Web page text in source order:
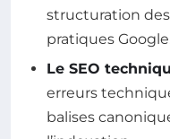
structuration
pratiques
Le SEO
erreurs
balises